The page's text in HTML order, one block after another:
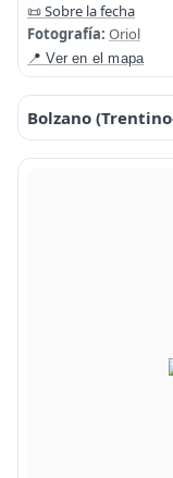
📜 Sobre la fecha
Fotografía: Oriol
📍 Ver en el mapa
Bolzano